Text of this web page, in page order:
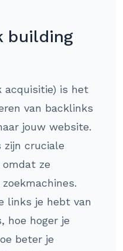
building
acquisitie) is het
van backlinks
jouw website.
zijn cruciale
omdat ze
links je hebt van
hoe hoger je
beter je